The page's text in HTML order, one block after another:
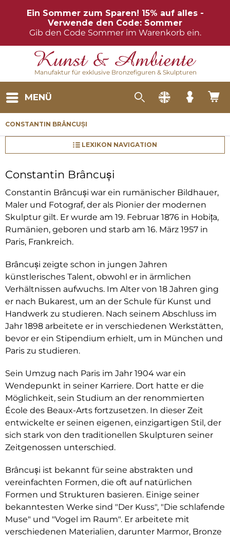
Ein Sommer zum Sparen! 15% auf alles -
Verwende den Code: Sommer
Gib den Code Sommer im Warenkorb ein.
Manufaktur für exklusive Bronzefiguren & Skulpturen
MENÜ
CONSTANTIN BRÂNCUȘI
LEXIKON NAVIGATION
Constantin Brâncuși
Constantin Brâncuși war ein rumänischer Bildhauer,
Maler und Fotograf, der als Pionier der modernen
Skulptur gilt. Er wurde am 19. Februar 1876 in Hobița,
Rumänien, geboren und starb am 16. März 1957 in
Paris, Frankreich.
Brâncuși zeigte schon in jungen Jahren
künstlerisches Talent, obwohl er in ärmlichen
Verhältnissen aufwuchs. Im Alter von 18 Jahren ging
er nach Bukarest, um an der Schule für Kunst und
Handwerk zu studieren. Nach seinem Abschluss im
Jahr 1898 arbeitete er in verschiedenen Werkstätten,
bevor er ein Stipendium erhielt, um in München und
Paris zu studieren.
Sein Umzug nach Paris im Jahr 1904 war ein
Wendepunkt in seiner Karriere. Dort hatte er die
Möglichkeit, sein Studium an der renommierten
École des Beaux-Arts fortzusetzen. In dieser Zeit
entwickelte er seinen eigenen, einzigartigen Stil, der
sich stark von den traditionellen Skulpturen seiner
Zeitgenossen unterschied.
Brâncuși ist bekannt für seine abstrakten und
vereinfachten Formen, die oft auf natürlichen
Formen und Strukturen basieren. Einige seiner
bekanntesten Werke sind "Der Kuss", "Die schlafende
Muse" und "Vogel im Raum". Er arbeitete mit
verschiedenen Materialien, darunter Marmor, Bronze